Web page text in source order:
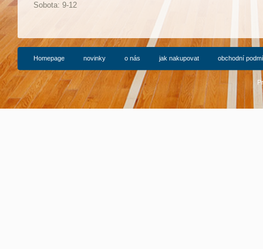
Sobota: 9-12
Homepage novinky o nás jak nakupovat obchodní